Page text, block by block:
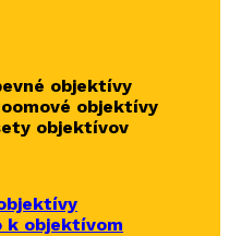
objektívy
objektívy
objektívov
k objektívom